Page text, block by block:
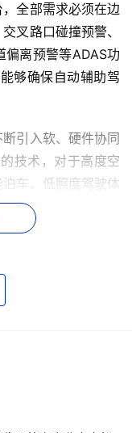
全部需求必须在边
叉路口碰撞预警、
偏离预警等ADAS功
够确保自动辅助驾
引入软、硬件协同
技术，对于高度空
车、低照度驾驶体
新能源汽车需要一
ADAS、智能驾驶
满足实时操作系统
能源汽车，但在专
台快速行中的计算